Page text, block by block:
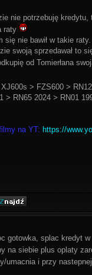
nie potrzebuję
raty
się nie bawił w takie
swoją sprzedawał to
od Tomierłana
> FZS600 >
> RN65 2024 > RN01
na YT: https://
gotowka, splac kredyt
na siebie plus oplaty
umacnia i przy